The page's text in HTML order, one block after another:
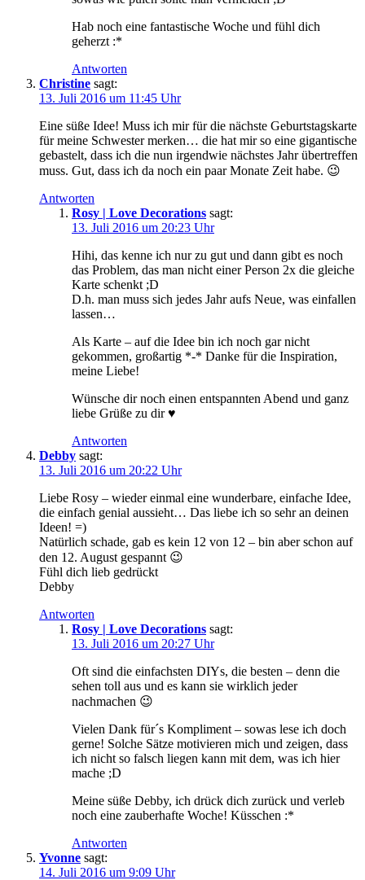
Hab noch eine fantastische Woche und fühl dich
geherzt :*
Antworten
Christine sagt:
13. Juli 2016 um 11:45 Uhr
Eine süße Idee! Muss ich mir für die nächste Geburtstagskarte
für meine Schwester merken… die hat mir so eine gigantische
gebastelt, dass ich die nun irgendwie nächstes Jahr übertreffen
muss. Gut, dass ich da noch ein paar Monate Zeit habe. 😉
Antworten
Rosy | Love Decorations sagt:
13. Juli 2016 um 20:23 Uhr
Hihi, das kenne ich nur zu gut und dann gibt es noch
das Problem, das man nicht einer Person 2x die gleiche
Karte schenkt ;D
D.h. man muss sich jedes Jahr aufs Neue, was einfallen
lassen…
Als Karte – auf die Idee bin ich noch gar nicht
gekommen, großartig *-* Danke für die Inspiration,
meine Liebe!
Wünsche dir noch einen entspannten Abend und ganz
liebe Grüße zu dir ♥
Antworten
Debby sagt:
13. Juli 2016 um 20:22 Uhr
Liebe Rosy – wieder einmal eine wunderbare, einfache Idee,
die einfach genial aussieht… Das liebe ich so sehr an deinen
Ideen! =)
Natürlich schade, gab es kein 12 von 12 – bin aber schon auf
den 12. August gespannt 😉
Fühl dich lieb gedrückt
Debby
Antworten
Rosy | Love Decorations sagt:
13. Juli 2016 um 20:27 Uhr
Oft sind die einfachsten DIYs, die besten – denn die
sehen toll aus und es kann sie wirklich jeder
nachmachen 😉
Vielen Dank für´s Kompliment – sowas lese ich doch
gerne! Solche Sätze motivieren mich und zeigen, dass
ich nicht so falsch liegen kann mit dem, was ich hier
mache ;D
Meine süße Debby, ich drück dich zurück und verleb
noch eine zauberhafte Woche! Küsschen :*
Antworten
Yvonne sagt:
14. Juli 2016 um 9:09 Uhr